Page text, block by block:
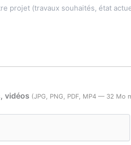
vidéos (JPG, PNG, PDF, MP4 — 32 Mo